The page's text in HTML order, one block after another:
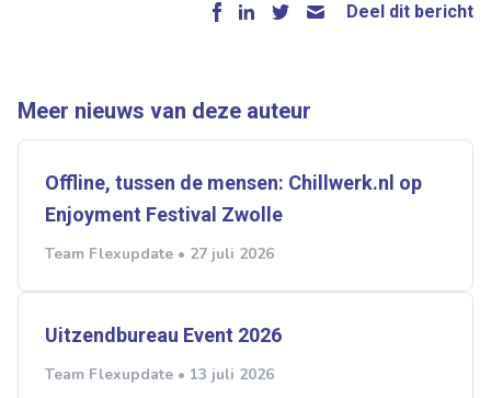
Deel dit bericht
Meer nieuws van deze auteur
Offline, tussen de mensen: Chillwerk.nl op
Enjoyment Festival Zwolle
Team Flexupdate • 27 juli 2026
Uitzendbureau Event 2026
Team Flexupdate • 13 juli 2026